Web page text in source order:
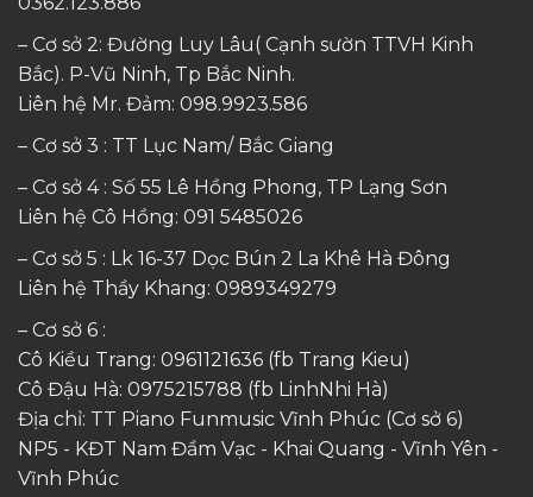
– Cơ sở 2: Đường Luy Lâu( Cạnh sườn TTVH Kinh
Bắc). P-Vũ Ninh, Tp Bắc Ninh.
Liên hệ Mr. Đảm: 098.9923.586
– Cơ sở 3 : TT Lục Nam/ Bắc Giang
– Cơ sở 4 : Số 55 Lê Hồng Phong, TP Lạng Sơn
Liên hệ Cô Hồng: 091 5485026
– Cơ sở 5 : Lk 16-37 Dọc Bún 2 La Khê Hà Đông
Liên hệ Thầy Khang: 0989349279
– Cơ sở 6 :
Cô Kiều Trang: 0961121636 (fb Trang Kieu)
Cô Đậu Hà: 0975215788 (fb LinhNhi Hà)
Địa chỉ: TT Piano Funmusic Vĩnh Phúc (Cơ sở 6)
NP5 - KĐT Nam Đầm Vạc - Khai Quang - Vĩnh Yên -
Vĩnh Phúc